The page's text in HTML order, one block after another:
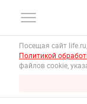
Посещая сайт
Политикой
файлов cookie,